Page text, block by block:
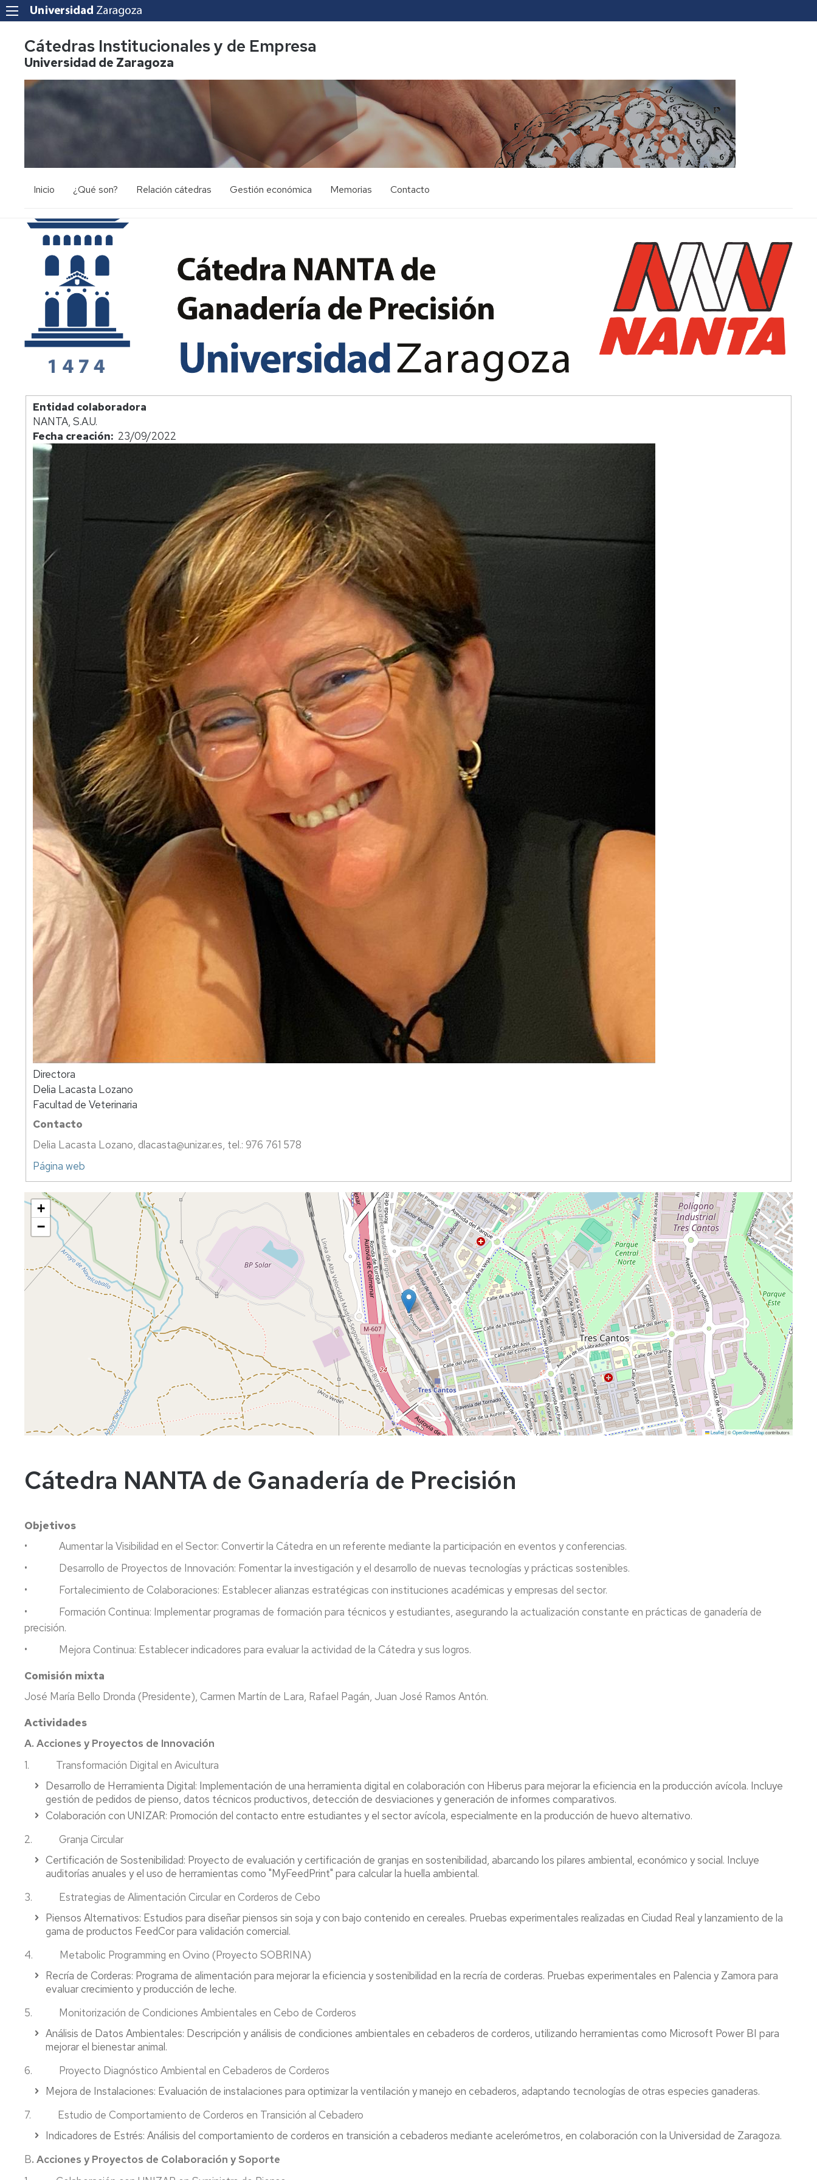
Cátedras Institucionales y de Empresa
Universidad de Zaragoza
Inicio ¿Qué son? Relación cátedras Gestión económica Memorias Contacto
Entidad colaboradora
NANTA, S.A.U.
Fecha creación
23/09/2022
Directora
Delia Lacasta Lozano
Facultad de Veterinaria
Contacto
Delia Lacasta Lozano, dlacasta@unizar.es, tel.: 976 761 578
Página web
+
−
Leaflet|©OpenStreetMapcontributors
Cátedra NANTA de Ganadería de Precisión
Objetivos
• Aumentar la Visibilidad en el Sector: Convertir la Cátedra en un referente mediante la participación en eventos y conferencias.
• Desarrollo de Proyectos de Innovación: Fomentar la investigación y el desarrollo de nuevas tecnologías y prácticas sostenibles.
• Fortalecimiento de Colaboraciones: Establecer alianzas estratégicas con instituciones académicas y empresas del sector.
• Formación Continua: Implementar programas de formación para técnicos y estudiantes, asegurando la actualización constante en prácticas de ganadería de
precisión.
• Mejora Continua: Establecer indicadores para evaluar la actividad de la Cátedra y sus logros.
Comisión mixta
José María Bello Dronda (Presidente), Carmen Martín de Lara, Rafael Pagán, Juan José Ramos Antón.
Actividades
A. Acciones y Proyectos de Innovación
1. Transformación Digital en Avicultura
Desarrollo de Herramienta Digital: Implementación de una herramienta digital en colaboración con Hiberus para mejorar la eficiencia en la producción avícola. Incluye
gestión de pedidos de pienso, datos técnicos productivos, detección de desviaciones y generación de informes comparativos.
Colaboración con UNIZAR: Promoción del contacto entre estudiantes y el sector avícola, especialmente en la producción de huevo alternativo.
2. Granja Circular
Certificación de Sostenibilidad: Proyecto de evaluación y certificación de granjas en sostenibilidad, abarcando los pilares ambiental, económico y social. Incluye
auditorías anuales y el uso de herramientas como "MyFeedPrint" para calcular la huella ambiental.
3. Estrategias de Alimentación Circular en Corderos de Cebo
Piensos Alternativos: Estudios para diseñar piensos sin soja y con bajo contenido en cereales. Pruebas experimentales realizadas en Ciudad Real y lanzamiento de la
gama de productos FeedCor para validación comercial.
4. Metabolic Programming en Ovino (Proyecto SOBRINA)
Recría de Corderas: Programa de alimentación para mejorar la eficiencia y sostenibilidad en la recría de corderas. Pruebas experimentales en Palencia y Zamora para
evaluar crecimiento y producción de leche.
5. Monitorización de Condiciones Ambientales en Cebo de Corderos
Análisis de Datos Ambientales: Descripción y análisis de condiciones ambientales en cebaderos de corderos, utilizando herramientas como Microsoft Power BI para
mejorar el bienestar animal.
6. Proyecto Diagnóstico Ambiental en Cebaderos de Corderos
Mejora de Instalaciones: Evaluación de instalaciones para optimizar la ventilación y manejo en cebaderos, adaptando tecnologías de otras especies ganaderas.
7. Estudio de Comportamiento de Corderos en Transición al Cebadero
Indicadores de Estrés: Análisis del comportamiento de corderos en transición a cebaderos mediante acelerómetros, en colaboración con la Universidad de Zaragoza.
B. Acciones y Proyectos de Colaboración y Soporte